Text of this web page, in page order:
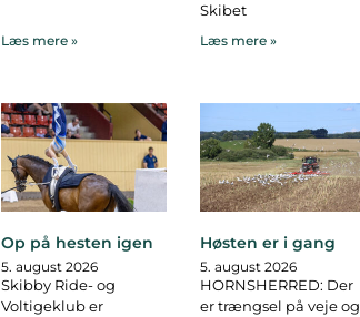
Læs mere »
Skibet
Læs mere »
Op på hesten igen
5. august 2026
Skibby Ride- og
Voltigeklub er
Høsten er i gang
5. august 2026
HORNSHERRED: Der
er trængsel på veje og